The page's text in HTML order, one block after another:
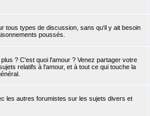
tous types de discussion, sans qu'il y ait besoin
poussés.
? C'est quoi l'amour ? Venez partager votre
relatifs à l'amour, et à tout ce qui touche la
les autres forumistes sur les sujets divers et